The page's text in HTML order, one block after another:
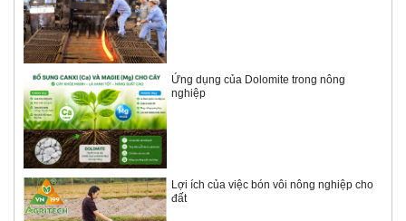
Ứng dụng của Dolomite trong nông
nghiệp
Lợi ích của việc bón vôi nông nghiệp cho
đất